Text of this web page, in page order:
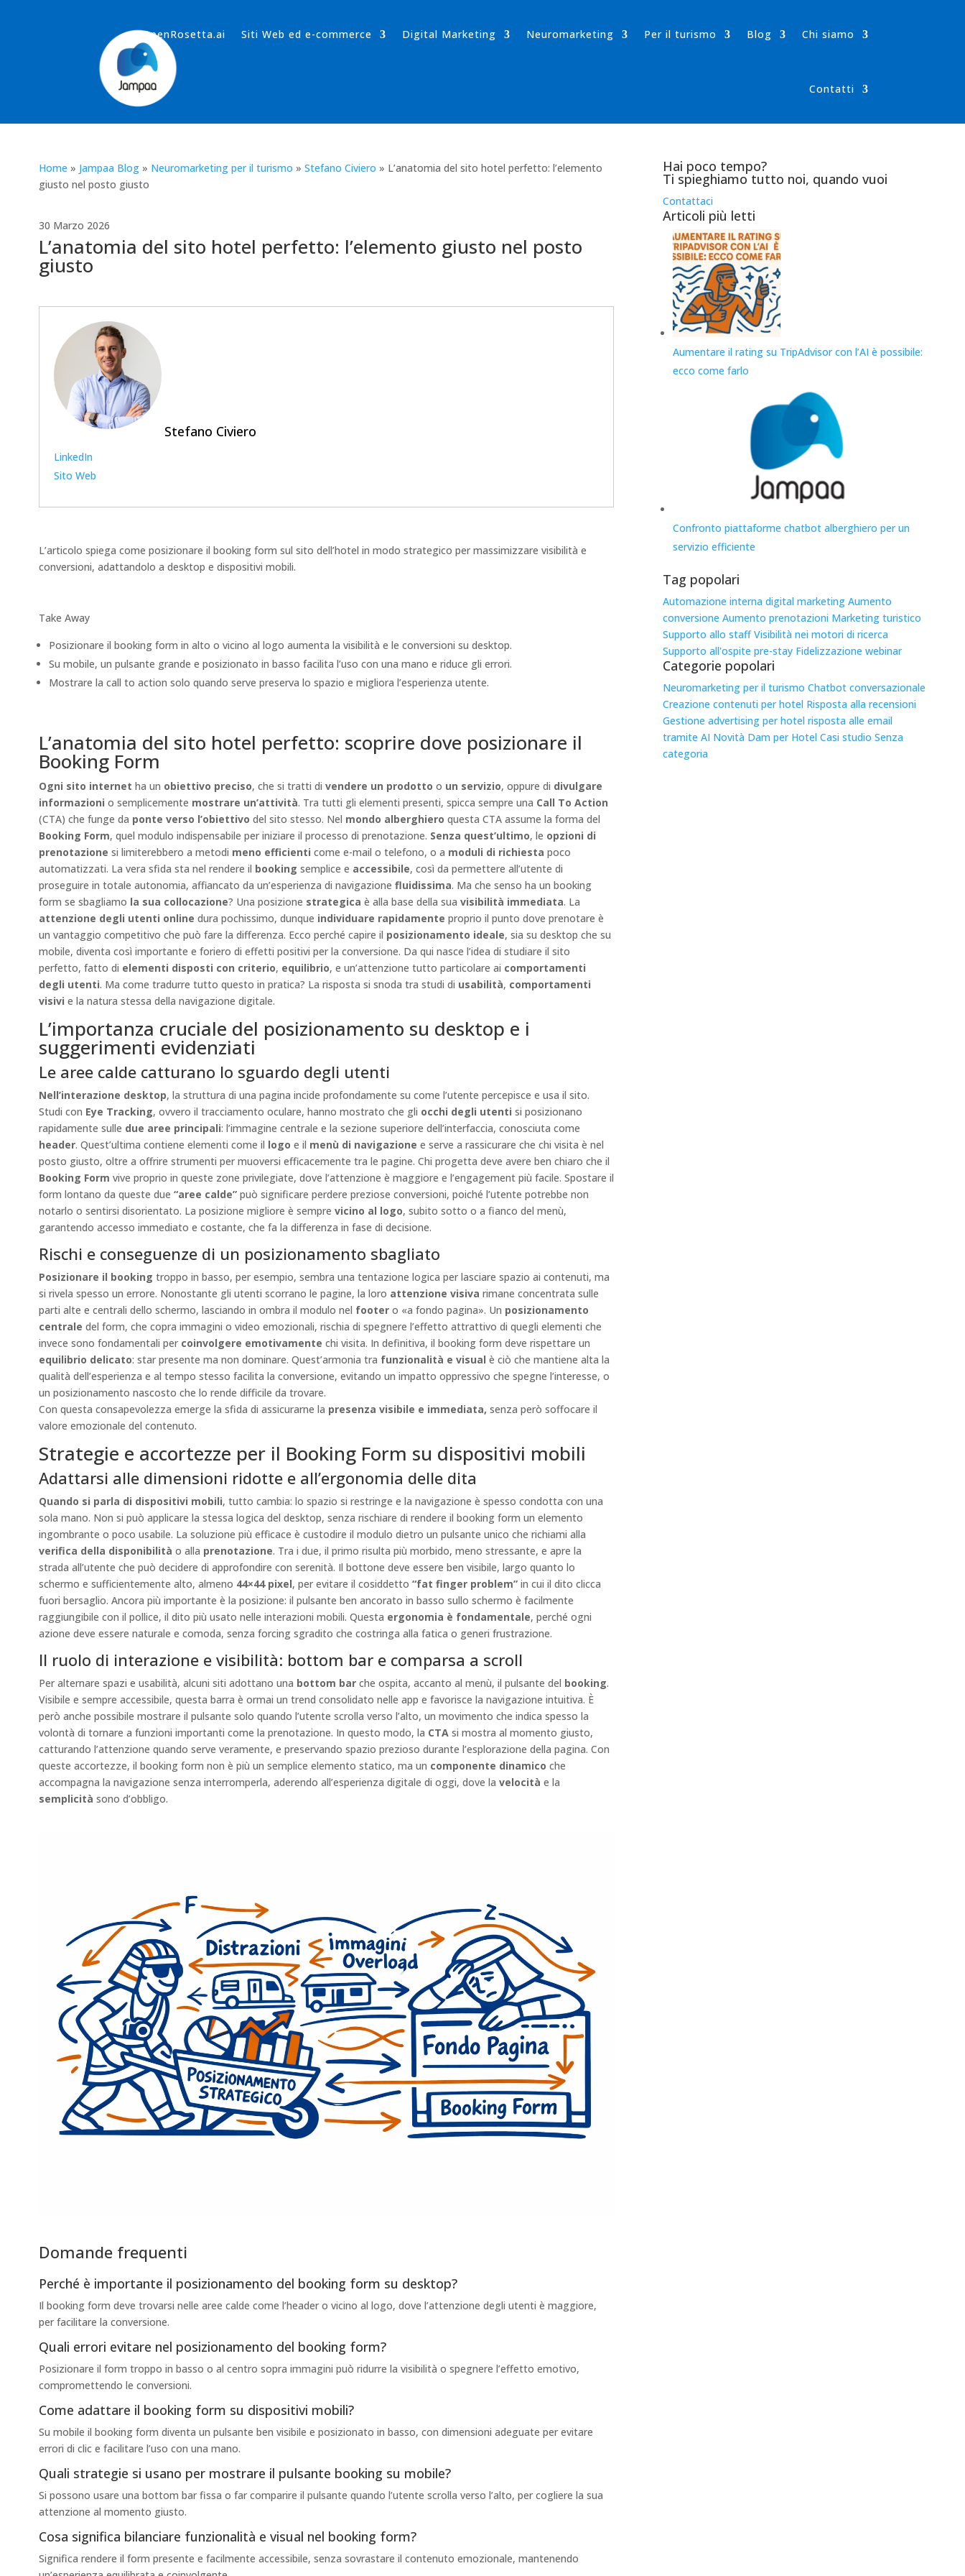
OpenRosetta.ai Siti Web ed e-commerce Digital Marketing Neuromarketing Per il turismo Blog Chi siamo
Contatti
Home » Jampaa Blog» Neuromarketing per il turismo » Stefano Civiero » L’anatomia del sito hotel perfetto: l’elemento
giusto nel posto giusto
30 Marzo 2026
L’anatomia del sito hotel perfetto: l’elemento giusto nel posto
giusto
Stefano Civiero
LinkedIn
Sito Web
L’articolo spiega come posizionare il booking form sul sito dell’hotel in modo strategico per massimizzare visibilità e
conversioni, adattandolo a desktop e dispositivi mobili.
Take Away
Posizionare il booking form in alto o vicino al logo aumenta la visibilità e le conversioni su desktop.
Su mobile, un pulsante grande e posizionato in basso facilita l’uso con una mano e riduce gli errori.
Mostrare la call to action solo quando serve preserva lo spazio e migliora l’esperienza utente.
L’anatomia del sito hotel perfetto: scoprire dove posizionare il
Booking Form
Ogni sito internet ha un obiettivo preciso, che si tratti di vendere un prodotto o un servizio, oppure di divulgare
informazioni o semplicemente mostrare un’attività. Tra tutti gli elementi presenti, spicca sempre una Call To Action
(CTA) che funge da ponte verso l’obiettivo del sito stesso. Nel mondo alberghiero questa CTA assume la forma del
Booking Form, quel modulo indispensabile per iniziare il processo di prenotazione. Senza quest’ultimo, le opzioni di
prenotazione si limiterebbero a metodi meno efficienti come e-mail o telefono, o a moduli di richiesta poco
automatizzati. La vera sfida sta nel rendere il booking semplice e accessibile, così da permettere all’utente di
proseguire in totale autonomia, affiancato da un’esperienza di navigazione fluidissima. Ma che senso ha un booking
form se sbagliamo la sua collocazione? Una posizione strategica è alla base della sua visibilità immediata. La
attenzione degli utenti online dura pochissimo, dunque individuare rapidamente proprio il punto dove prenotare è
un vantaggio competitivo che può fare la differenza. Ecco perché capire il posizionamento ideale, sia su desktop che su
mobile, diventa così importante e foriero di effetti positivi per la conversione. Da qui nasce l’idea di studiare il sito
perfetto, fatto di elementi disposti con criterio, equilibrio, e un’attenzione tutto particolare ai comportamenti
degli utenti. Ma come tradurre tutto questo in pratica? La risposta si snoda tra studi di usabilità, comportamenti
visivi e la natura stessa della navigazione digitale.
L’importanza cruciale del posizionamento su desktop e i
suggerimenti evidenziati
Le aree calde catturano lo sguardo degli utenti
Nell’interazione desktop, la struttura di una pagina incide profondamente su come l’utente percepisce e usa il sito.
Studi con Eye Tracking, ovvero il tracciamento oculare, hanno mostrato che gli occhi degli utenti si posizionano
rapidamente sulle due aree principali: l’immagine centrale e la sezione superiore dell’interfaccia, conosciuta come
header. Quest’ultima contiene elementi come il logo e il menù di navigazione e serve a rassicurare che chi visita è nel
posto giusto, oltre a offrire strumenti per muoversi efficacemente tra le pagine. Chi progetta deve avere ben chiaro che il
Booking Form vive proprio in queste zone privilegiate, dove l’attenzione è maggiore e l’engagement più facile. Spostare il
form lontano da queste due “aree calde”può significare perdere preziose conversioni, poiché l’utente potrebbe non
notarlo o sentirsi disorientato. La posizione migliore è sempre vicino al logo, subito sotto o a fianco del menù,
garantendo accesso immediato e costante, che fa la differenza in fase di decisione.
Rischi e conseguenze di un posizionamento sbagliato
Posizionare il booking troppo in basso, per esempio, sembra una tentazione logica per lasciare spazio ai contenuti, ma
si rivela spesso un errore. Nonostante gli utenti scorrano le pagine, la loro attenzione visiva rimane concentrata sulle
parti alte e centrali dello schermo, lasciando in ombra il modulo nel footero «a fondo pagina». Un posizionamento
centrale del form, che copra immagini o video emozionali, rischia di spegnere l’effetto attrattivo di quegli elementi che
invece sono fondamentali per coinvolgere emotivamente chi visita. In definitiva, il booking form deve rispettare un
equilibrio delicato: star presente ma non dominare. Quest’armonia tra funzionalità e visual è ciò che mantiene alta la
qualità dell’esperienza e al tempo stesso facilita la conversione, evitando un impatto oppressivo che spegne l’interesse, o
un posizionamento nascosto che lo rende difficile da trovare.
Con questa consapevolezza emerge la sfida di assicurarne la presenza visibile e immediata, senza però soffocare il
valore emozionale del contenuto.
Strategie e accortezze per il Booking Form su dispositivi mobili
Adattarsi alle dimensioni ridotte e all’ergonomia delle dita
Quando si parla di dispositivi mobili, tutto cambia: lo spazio si restringe e la navigazione è spesso condotta con una
sola mano. Non si può applicare la stessa logica del desktop, senza rischiare di rendere il booking form un elemento
ingombrante o poco usabile. La soluzione più efficace è custodire il modulo dietro un pulsante unico che richiami alla
verifica della disponibilità o alla prenotazione. Tra i due, il primo risulta più morbido, meno stressante, e apre la
strada all’utente che può decidere di approfondire con serenità. Il bottone deve essere ben visibile, largo quanto lo
schermo e sufficientemente alto, almeno 44×44 pixel, per evitare il cosiddetto “fat finger problem”in cui il dito clicca
fuori bersaglio. Ancora più importante è la posizione: il pulsante ben ancorato in basso sullo schermo è facilmente
raggiungibile con il pollice, il dito più usato nelle interazioni mobili. Questa ergonomia è fondamentale, perché ogni
azione deve essere naturale e comoda, senza forcing sgradito che costringa alla fatica o generi frustrazione.
Il ruolo di interazione e visibilità: bottom bar e comparsa a scroll
Per alternare spazi e usabilità, alcuni siti adottano una bottom barche ospita, accanto al menù, il pulsante del booking.
Visibile e sempre accessibile, questa barra è ormai un trend consolidato nelle app e favorisce la navigazione intuitiva. È
però anche possibile mostrare il pulsante solo quando l’utente scrolla verso l’alto, un movimento che indica spesso la
volontà di tornare a funzioni importanti come la prenotazione. In questo modo, la CTAsi mostra al momento giusto,
catturando l’attenzione quando serve veramente, e preservando spazio prezioso durante l’esplorazione della pagina. Con
queste accortezze, il booking form non è più un semplice elemento statico, ma un componente dinamico che
accompagna la navigazione senza interromperla, aderendo all’esperienza digitale di oggi, dove la velocità e la
semplicità sono d’obbligo.
Domande frequenti
Perché è importante il posizionamento del booking form su desktop?
Il booking form deve trovarsi nelle aree calde come l’header o vicino al logo, dove l’attenzione degli utenti è maggiore,
per facilitare la conversione.
Quali errori evitare nel posizionamento del booking form?
Posizionare il form troppo in basso o al centro sopra immagini può ridurre la visibilità o spegnere l’effetto emotivo,
compromettendo le conversioni.
Come adattare il booking form su dispositivi mobili?
Su mobile il booking form diventa un pulsante ben visibile e posizionato in basso, con dimensioni adeguate per evitare
errori di clic e facilitare l’uso con una mano.
Quali strategie si usano per mostrare il pulsante booking su mobile?
Si possono usare una bottom bar fissa o far comparire il pulsante quando l’utente scrolla verso l’alto, per cogliere la sua
attenzione al momento giusto.
Cosa significa bilanciare funzionalità e visual nel booking form?
Significa rendere il form presente e facilmente accessibile, senza sovrastare il contenuto emozionale, mantenendo
Hai poco tempo?
Ti spieghiamo tutto noi, quando vuoi
Contattaci
Articoli più letti
Aumentare il rating su TripAdvisor con l’AI è possibile:
ecco come farlo
Confronto piattaforme chatbot alberghiero per un
servizio efficiente
Tag popolari
Automazione interna digital marketing Aumento
conversione Aumento prenotazioni Marketing turistico
Supporto allo staff Visibilità nei motori di ricerca
Supporto all'ospite pre-stay Fidelizzazione webinar
Categorie popolari
Neuromarketing per il turismo Chatbot conversazionale
Creazione contenuti per hotel Risposta alla recensioni
Gestione advertising per hotel risposta alle email
tramite AI Novità Dam per Hotel Casi studio Senza
categoria